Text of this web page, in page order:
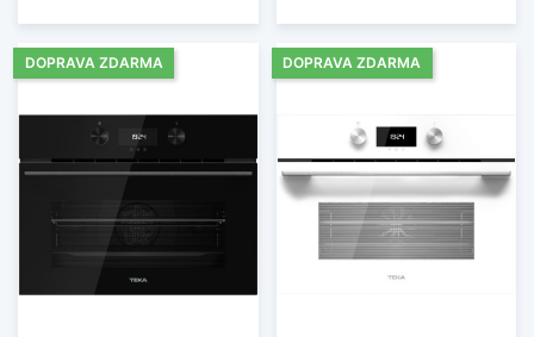
DOPRAVA ZDARMA DOPRAVA ZDARMA